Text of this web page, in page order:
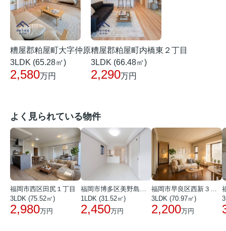
糟屋郡粕屋町大字仲原
3LDK (65.28㎡)
2,580万円
糟屋郡粕屋町内橋東２丁目
3LDK (66.48㎡)
2,290万円
よく見られている物件
福岡市西区田尻１丁目
3LDK (75.52㎡)
2,980万円
1LDK (31.52㎡)
2,450万円
3LDK (70.97㎡)
2,200万円